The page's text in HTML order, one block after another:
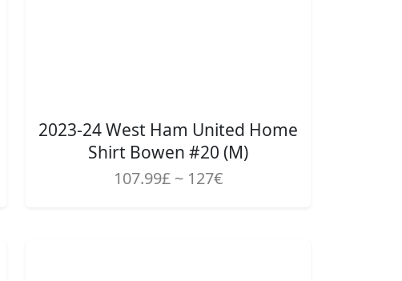
2023-24 West Ham United Home
Shirt Bowen #20 (M)
107.99£ ~ 127€